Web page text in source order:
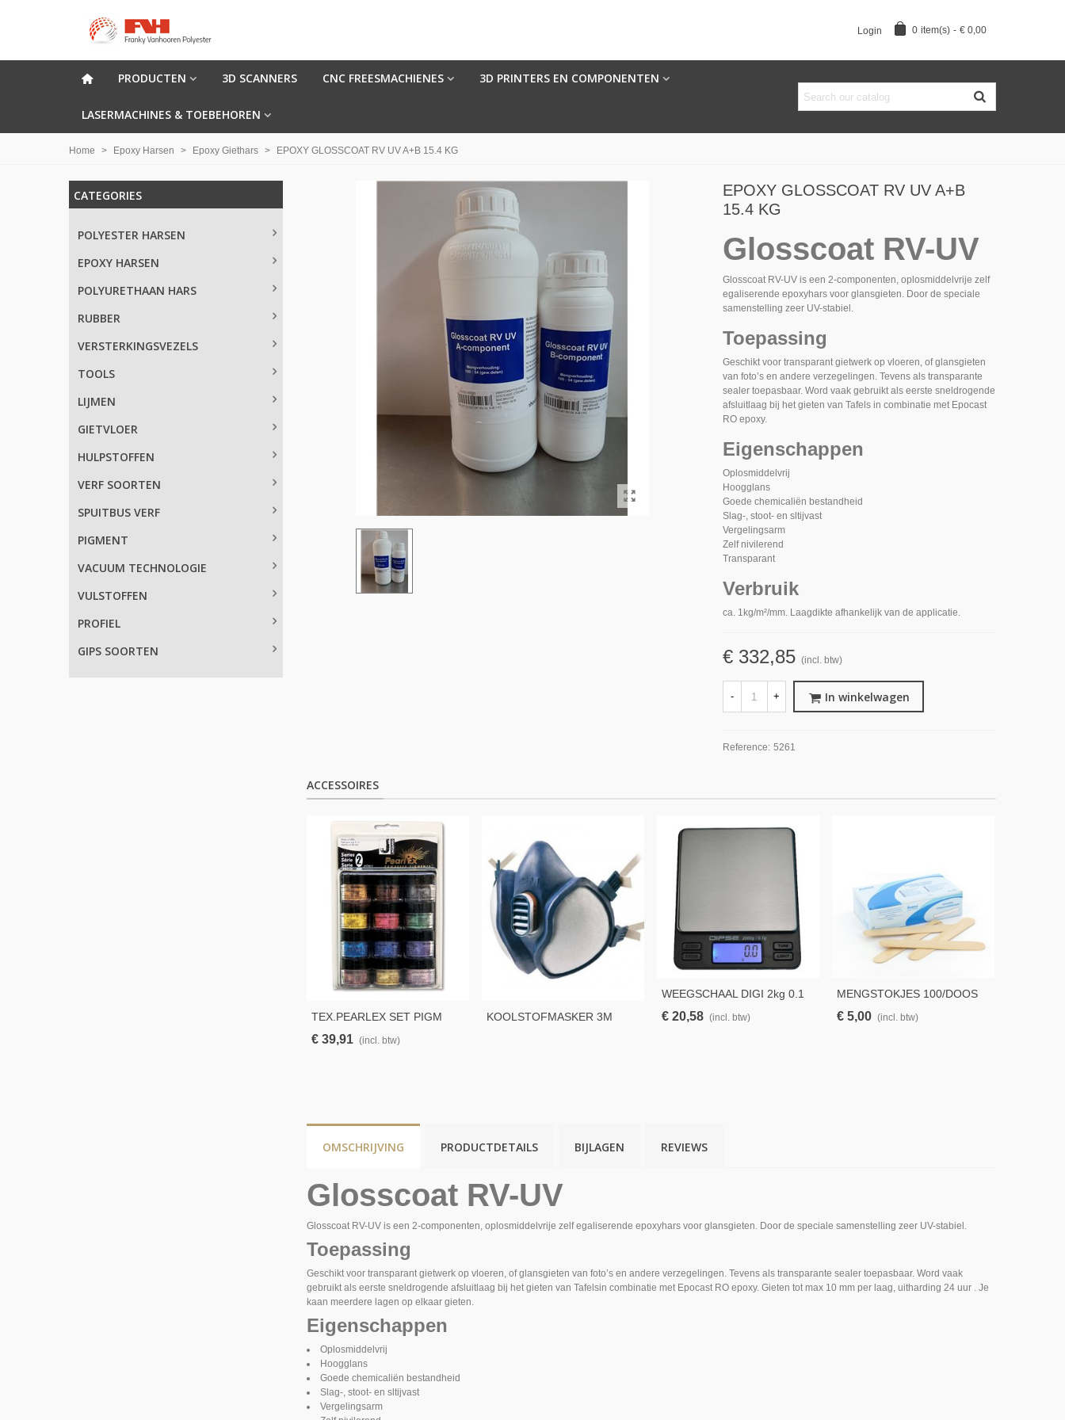
Login 0 item(s) - € 0,00
PRODUCTEN 3D SCANNERS CNC FREESMACHIENES 3D PRINTERS EN COMPONENTEN
LASERMACHINES & TOEBEHOREN
Home > Epoxy Harsen > Epoxy Giethars > EPOXY GLOSSCOAT RV UV A+B 15.4 KG
CATEGORIES
POLYESTER HARSEN
EPOXY HARSEN
POLYURETHAAN HARS
RUBBER
VERSTERKINGSVEZELS
TOOLS
LIJMEN
GIETVLOER
HULPSTOFFEN
VERF SOORTEN
SPUITBUS VERF
PIGMENT
VACUUM TECHNOLOGIE
VULSTOFFEN
PROFIEL
GIPS SOORTEN
EPOXY GLOSSCOAT RV UV A+B
15.4 KG
Glosscoat RV-UV
Glosscoat RV-UV is een 2-componenten, oplosmiddelvrije zelf
egaliserende epoxyhars voor glansgieten. Door de speciale
samenstelling zeer UV-stabiel.
Toepassing
Geschikt voor transparant gietwerk op vloeren, of glansgieten
van foto’s en andere verzegelingen. Tevens als transparante
sealer toepasbaar. Word vaak gebruikt als eerste sneldrogende
afsluitlaag bij het gieten van Tafels in combinatie met Epocast
RO epoxy.
Eigenschappen
Oplosmiddelvrij
Hoogglans
Goede chemicaliën bestandheid
Slag-, stoot- en sltijvast
Vergelingsarm
Zelf nivilerend
Transparant
Verbruik
ca. 1kg/m²/mm. Laagdikte afhankelijk van de applicatie.
€ 332,85 (incl. btw)
- + In winkelwagen
Reference: 5261
ACCESSOIRES
TEX.PEARLEX SET PIGM
POEDER SERIES 2
€ 39,91 (incl. btw)
KOOLSTOFMASKER 3M
WEEGSCHAAL DIGI 2kg 0.1
Nauwk
€ 20,58 (incl. btw)
MENGSTOKJES 100/DOOS
€ 5,00 (incl. btw)
OMSCHRIJVING PRODUCTDETAILS BIJLAGEN REVIEWS
Glosscoat RV-UV
Glosscoat RV-UV is een 2-componenten, oplosmiddelvrije zelf egaliserende epoxyhars voor glansgieten. Door de speciale samenstelling zeer UV-stabiel.
Toepassing
Geschikt voor transparant gietwerk op vloeren, of glansgieten van foto’s en andere verzegelingen. Tevens als transparante sealer toepasbaar. Word vaak
gebruikt als eerste sneldrogende afsluitlaag bij het gieten van Tafelsin combinatie met Epocast RO epoxy. Gieten tot max 10 mm per laag, uitharding 24 uur . Je
kaan meerdere lagen op elkaar gieten.
Eigenschappen
Oplosmiddelvrij
Hoogglans
Goede chemicaliën bestandheid
Slag-, stoot- en sltijvast
Vergelingsarm